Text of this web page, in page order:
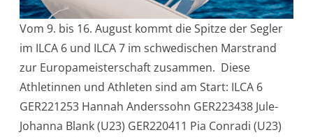
Vom 9. bis 16. August kommt die Spitze der Segler
im ILCA 6 und ILCA 7 im schwedischen Marstrand
zur Europameisterschaft zusammen. Diese
Athletinnen und Athleten sind am Start: ILCA 6
GER221253 Hannah Anderssohn GER223438 Jule-
Johanna Blank (U23) GER220411 Pia Conradi (U23)